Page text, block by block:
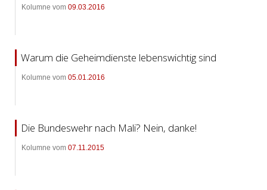
Kolumne vom 09.03.2016
Warum die Geheimdienste lebenswichtig sind
Kolumne vom 05.01.2016
Die Bundeswehr nach Mali? Nein, danke!
Kolumne vom 07.11.2015